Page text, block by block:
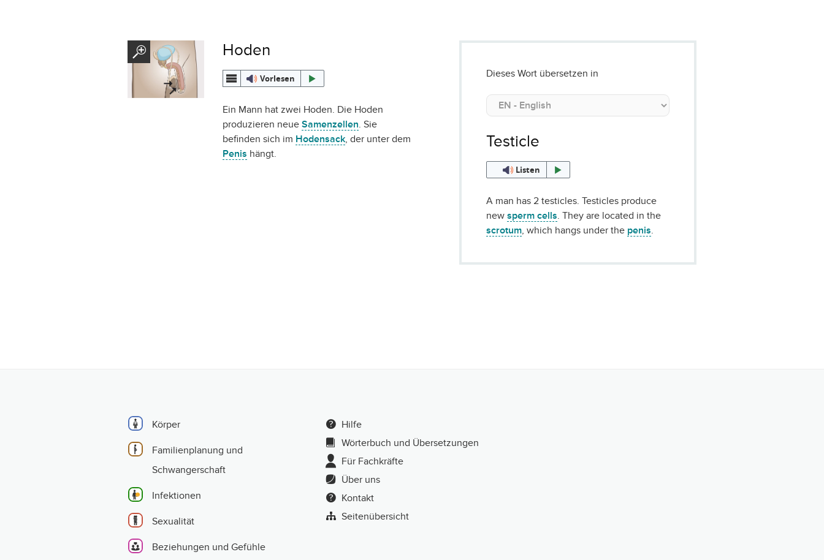
Hoden
Vorlesen
Ein Mann hat zwei Hoden. Die Hoden
produzieren neue Samenzellen. Sie
befinden sich im Hodensack, der unter dem
Penis hängt.
Dieses Wort übersetzen in
Testicle
Listen
A man has 2 testicles. Testicles produce
newsperm cells. They are located in the
scrotum, which hangs under the penis.
Körper
Familienplanung und
Schwangerschaft
Infektionen
Sexualität
Beziehungen und Gefühle
Hilfe
Wörterbuch und Übersetzungen
Für Fachkräfte
Über uns
Kontakt
Seitenübersicht